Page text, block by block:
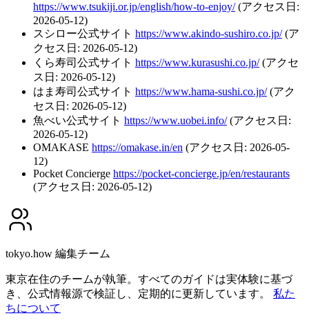
https://www.tsukiji.or.jp/english/how-to-enjoy/(アクセス日:
2026-05-12)
スシロー公式サイト https://www.akindo-sushiro.co.jp/(ア
クセス日: 2026-05-12)
くら寿司公式サイト https://www.kurasushi.co.jp/(アクセ
ス日: 2026-05-12)
はま寿司公式サイト https://www.hama-sushi.co.jp/(アク
セス日: 2026-05-12)
魚べい公式サイト https://www.uobei.info/(アクセス日:
2026-05-12)
OMAKASE https://omakase.in/en (アクセス日: 2026-05-
12)
Pocket Concierge https://pocket-concierge.jp/en/restaurants
(アクセス日: 2026-05-12)
tokyo.how 編集チーム
東京在住のチームが執筆。すべてのガイドは実体験に基づ
き、公式情報源で検証し、定期的に更新しています。 私た
ちについて